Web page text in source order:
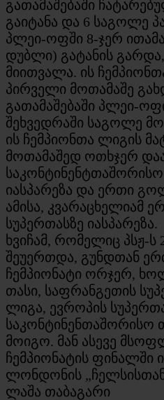
გათამაშებაში
გაიტანა და 6 საგოლე
პლეი-ოფში 8-ჯერ
დუბლი) გატანის
მიითვალა. ის
პირველი მოთამაშე
გათამაშებაში პლეი-
შეხვედრაში საგოლე
ის ჩემპიონთა ლიგის
მოთამაშედ ოთხჯერ
იასპარეზა და ერთი
ამისა, კვარაცხელიამ
სუპერთასზე იასპარეზა.
ხვიჩამ, რომელიც პსჟ-ს
შეუერთდა, გუნდთან
ჩემპიონატი ორჯერ,
თასი, საფრანგეთის
ლიგა, ევროპის
საკონტინენთაშორისო
მოიგო. მან ასევე
ჩემპიონატის ფინალში
ლონდონის
ლაშა თაბაგარი